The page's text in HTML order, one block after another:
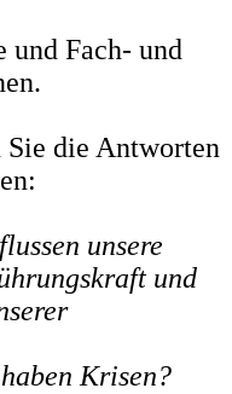
und Fach- und
Sie die Antworten
unsere
und
Krisen?